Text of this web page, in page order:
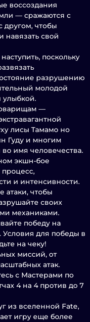
воссоздания
— сражаются с
чтобы
навязать свой
поскольку
разрушению
молодой
улыбкой.
—
лисы Тамамо но
Гуду и многим
имя человечества.
экшн-бое
и интенсивности.
атаки, чтобы
своих
механиками.
победу на
для победы в
на чеку!
миссий, от
атак.
с Мастерами по
4 на 4 против до 7
из вселенной Fate,
игру еще более